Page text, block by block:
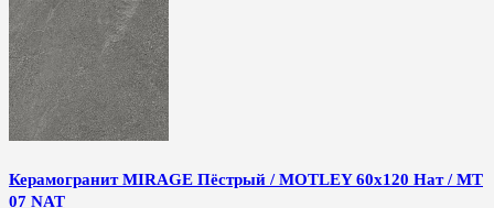
Керамогранит MIRAGE Пёстрый / MOTLEY 60x120 Нат / MT
07 NAT